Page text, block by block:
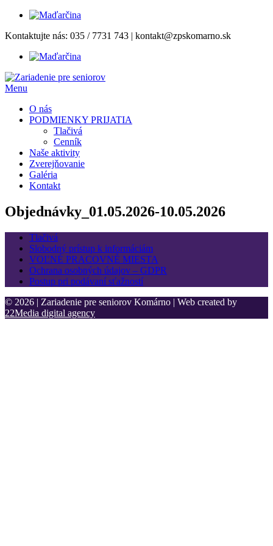
Prejsť
obsah
Kontaktujte nás: 035 / 7731 743 | kontakt@zpskomarno.sk
Menu
O nás
PODMIENKY PRIJATIA
Tlačivá
Cenník
Naše aktivity
Zverejňovanie
Galéria
Kontakt
Objednávky_01.05.2026-10.05.2026
Tlačivá
Slobodný prístup k informáciám
VOĽNÉ PRACOVNÉ MIESTA
Ochrana osobných údajov – GDPR
Postup pri podávaní sťažností
© 2026 | Zariadenie pre seniorov Komárno | Web created by
22Media digital agency